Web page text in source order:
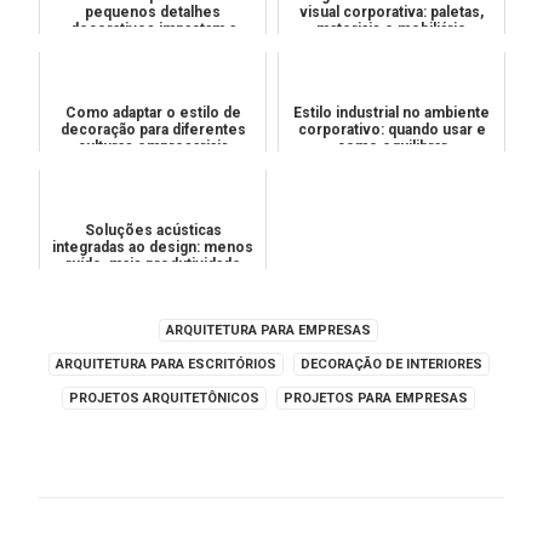
pequenos detalhes
decorativos impactam a
visual corporativa: paletas,
materiais e mobiliário
Como adaptar o estilo de
decoração para diferentes
culturas empresariais
Estilo industrial no ambiente
corporativo: quando usar e
como equilibrar
Soluções acústicas
integradas ao design: menos
ruído, mais produtividade
ARQUITETURA PARA EMPRESAS
ARQUITETURA PARA ESCRITÓRIOS DECORAÇÃO DE INTERIORES
PROJETOS ARQUITETÔNICOS PROJETOS PARA EMPRESAS